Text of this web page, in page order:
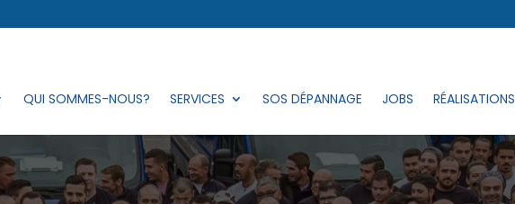
QUI SOMMES-NOUS? SERVICES SOS DÉPANNAGE JOBS RÉALISATIONS